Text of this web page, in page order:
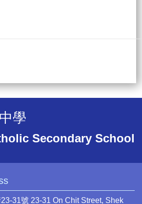
學
Secondary School
31號 23-31 On Chit Street, Shek